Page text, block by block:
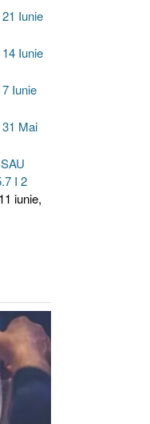
Iunie
Iunie
Iunie
Mai
I 2
11 iunie,